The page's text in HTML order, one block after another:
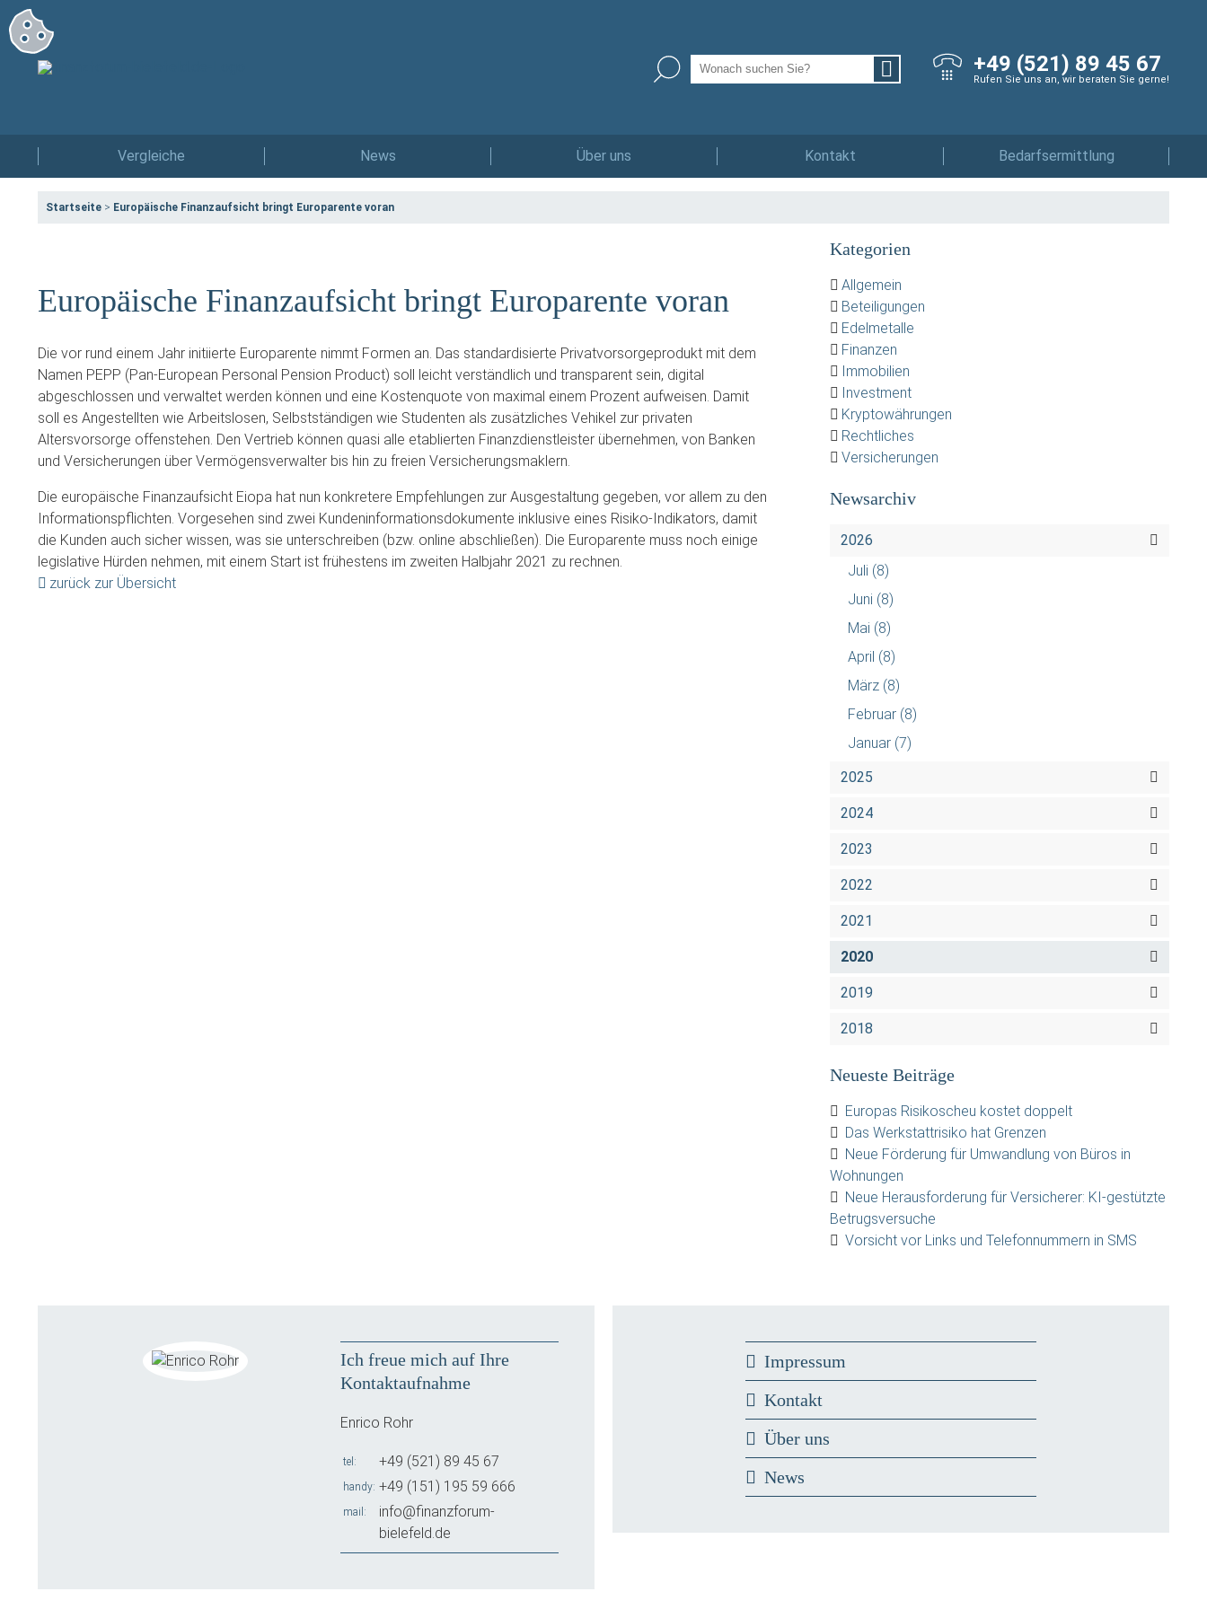
+49 (521) 89 45 67
Rufen Sie uns an, wir beraten Sie gerne!
Vergleiche News Über uns Kontakt Bedarfsermittlung
Startseite > Europäische Finanzaufsicht bringt Europarente voran
Europäische Finanzaufsicht bringt Europarente voran
Die vor rund einem Jahr initiierte Europarente nimmt Formen an. Das standardisierte Privatvorsorgeprodukt mit dem
Namen PEPP (Pan-European Personal Pension Product) soll leicht verständlich und transparent sein, digital
abgeschlossen und verwaltet werden können und eine Kostenquote von maximal einem Prozent aufweisen. Damit
soll es Angestellten wie Arbeitslosen, Selbstständigen wie Studenten als zusätzliches Vehikel zur privaten
Altersvorsorge offenstehen. Den Vertrieb können quasi alle etablierten Finanzdienstleister übernehmen, von Banken
und Versicherungen über Vermögensverwalter bis hin zu freien Versicherungsmaklern.
Die europäische Finanzaufsicht Eiopa hat nun konkretere Empfehlungen zur Ausgestaltung gegeben, vor allem zu den
Informationspflichten. Vorgesehen sind zwei Kundeninformationsdokumente inklusive eines Risiko-Indikators, damit
die Kunden auch sicher wissen, was sie unterschreiben (bzw. online abschließen). Die Europarente muss noch einige
legislative Hürden nehmen, mit einem Start ist frühestens im zweiten Halbjahr 2021 zu rechnen.
zurück zur Übersicht
Kategorien
Allgemein
Beteiligungen
Edelmetalle
Finanzen
Immobilien
Investment
Kryptowährungen
Rechtliches
Versicherungen
Newsarchiv
2026
Juli (8)
Juni (8)
Mai (8)
April (8)
März (8)
Februar (8)
Januar (7)
2025
2024
2023
2022
2021
2020
2019
2018
Neueste Beiträge
Europas Risikoscheu kostet doppelt
Das Werkstattrisiko hat Grenzen
Neue Förderung für Umwandlung von Büros in
Wohnungen
Neue Herausforderung für Versicherer: KI-gestützte
Betrugsversuche
Vorsicht vor Links und Telefonnummern in SMS
Ich freue mich auf Ihre
Kontaktaufnahme
Enrico Rohr
tel +49 (521) 89 45 67
handy +49 (151) 195 59 666
mail
info@finanzforum-
bielefeld.de
Impressum
Kontakt
Über uns
News